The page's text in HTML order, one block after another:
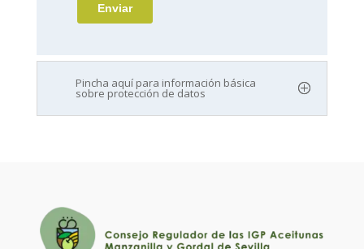
Pincha aquí para información básica
sobre protección de datos